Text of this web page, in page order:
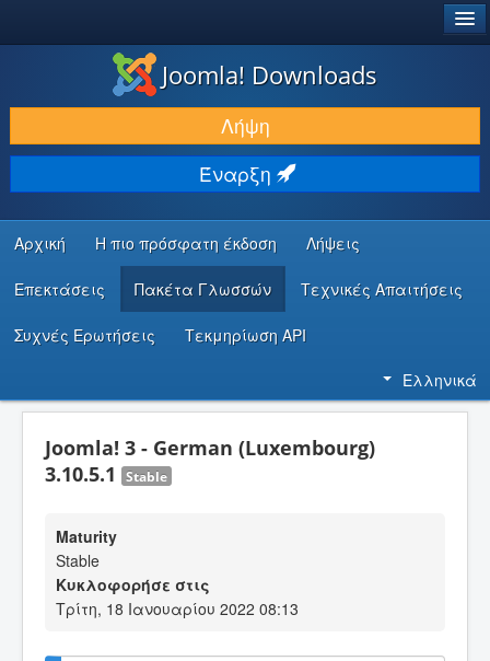
ΛΉΨΕΙΣ & ΕΠΕΚΤΆΣΕΙΣ
ΕΎΡΕΣΗ & ΜΆΘΗΣΗ
ΚΟΙΝΌΤΗΤΑ & ΥΠΟΣΤΉΡΙΞΗ
ΠΌΡΟΙ ΠΡΟΓΡΑΜΜΑΤΙΣΤΏΝ
Joomla! Downloads
Λήψη
Έναρξη
Αρχική Η πιο πρόσφατη έκδοση Λήψεις
Επεκτάσεις Πακέτα Γλωσσών Τεχνικές Απαιτήσεις
Συχνές Ερωτήσεις Τεκμηρίωση API
Ελληνικά
Joomla! 3 - German (Luxembourg)
3.10.5.1
Stable
Maturity
Stable
Κυκλοφορήσε στις
Τρίτη, 18 Ιανουαρίου 2022 08:13